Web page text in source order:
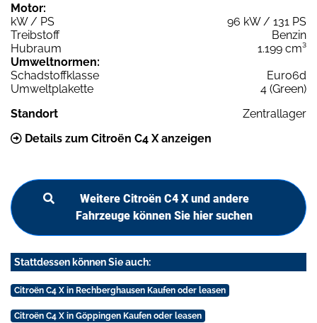
Motor:
kW / PS
96 kW / 131 PS
Treibstoff
Benzin
Hubraum
1.199 cm³
Umweltnormen:
Schadstoffklasse
Euro6d
Umweltplakette
4 (Green)
Standort
Zentrallager
Details zum Citroën C4 X anzeigen
Weitere Citroën C4 X und andere
Fahrzeuge können Sie hier suchen
Stattdessen können Sie auch:
Citroën C4 X in Rechberghausen Kaufen oder leasen
Citroën C4 X in Göppingen Kaufen oder leasen